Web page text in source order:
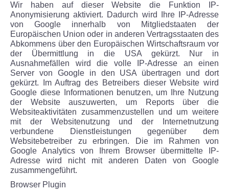
Wir haben auf dieser Website die Funktion IP-
Anonymisierung aktiviert. Dadurch wird Ihre IP-Adresse
von Google innerhalb von Mitgliedstaaten der
Europäischen Union oder in anderen Vertragsstaaten des
Abkommens über den Europäischen Wirtschaftsraum vor
der Übermittlung in die USA gekürzt. Nur in
Ausnahmefällen wird die volle IP-Adresse an einen
Server von Google in den USA übertragen und dort
gekürzt. Im Auftrag des Betreibers dieser Website wird
Google diese Informationen benutzen, um Ihre Nutzung
der Website auszuwerten, um Reports über die
Websiteaktivitäten zusammenzustellen und um weitere
mit der Websitenutzung und der Internetnutzung
verbundene Dienstleistungen gegenüber dem
Websitebetreiber zu erbringen. Die im Rahmen von
Google Analytics von Ihrem Browser übermittelte IP-
Adresse wird nicht mit anderen Daten von Google
zusammengeführt.
Browser Plugin